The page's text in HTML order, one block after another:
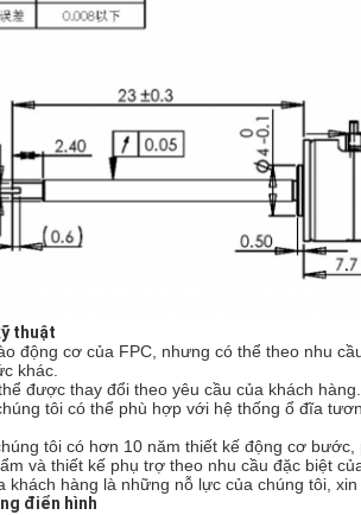
thuật
động cơ của FPC, nhưng có thể theo nhu
khác.
được thay đổi theo yêu cầu của khách hàng.
tôi có thể phù hợp với hệ thống ổ đĩa
tôi có hơn 10 năm thiết kế động cơ
và thiết kế phụ trợ theo nhu cầu đặc biệt
khách hàng là những nỗ lực của chúng tôi,
điển hình